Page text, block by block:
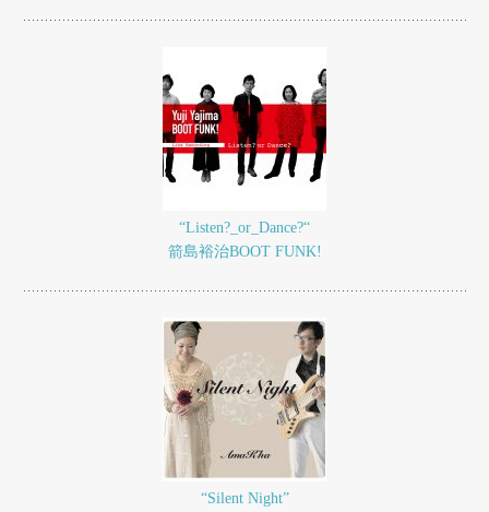
“Listen?_or_Dance?“
箭島裕治BOOT FUNK!
“Silent Night”